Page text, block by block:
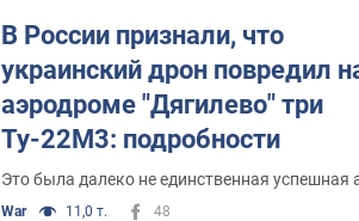
В России признали, что
украинский дрон повредил
аэродроме "Дягилево" три
Ту-22М3: подробности
Это была далеко не единственная успешная
War 11,0 т. 48